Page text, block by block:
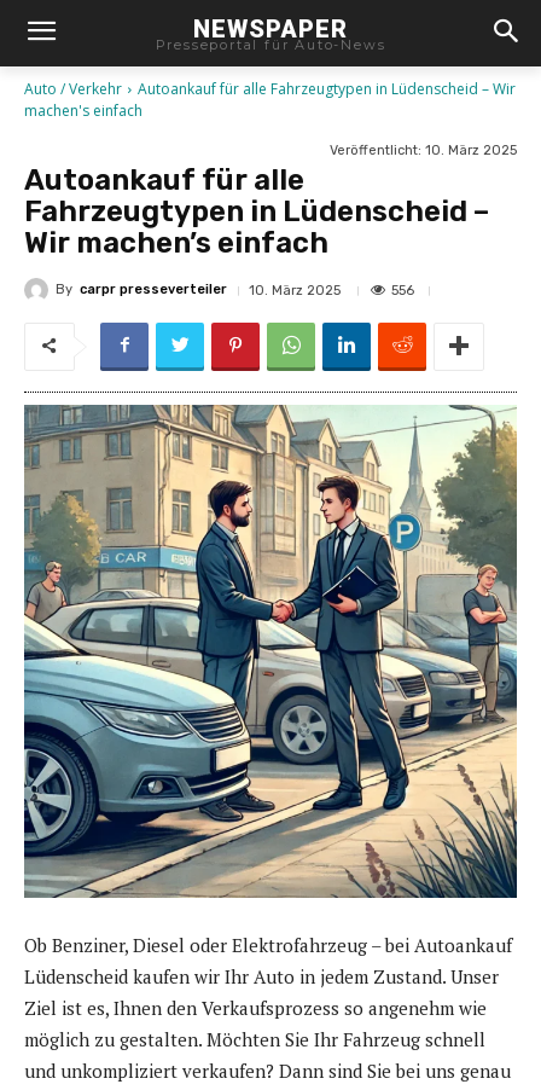
NEWSPAPER
Presseportal für Auto-News
Auto / Verkehr
Autoankauf für alle Fahrzeugtypen in Lüdenscheid – Wir
machen's einfach
Veröffentlicht: 10. März 2025
Autoankauf für alle
Fahrzeugtypen in Lüdenscheid –
Wir machen’s einfach
By carpr presseverteiler 10. März 2025 556
Ob Benziner, Diesel oder Elektrofahrzeug – bei Autoankauf
Lüdenscheid kaufen wir Ihr Auto in jedem Zustand. Unser
Ziel ist es, Ihnen den Verkaufsprozess so angenehm wie
möglich zu gestalten. Möchten Sie Ihr Fahrzeug schnell
und unkompliziert verkaufen? Dann sind Sie bei uns genau